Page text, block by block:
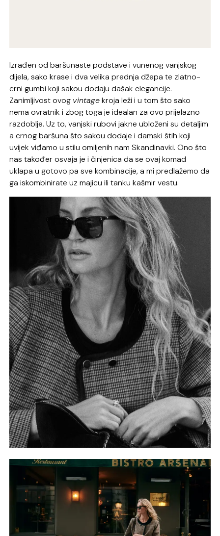
Izrađen od baršunaste podstave i vunenog vanjskog
dijela, sako krase i dva velika prednja džepa te zlatno-
crni gumbi koji sakou dodaju dašak elegancije.
Zanimljivost ovog vintagekroja leži i u tom što sako
nema ovratnik i zbog toga je idealan za ovo prijelazno
razdoblje. Uz to, vanjski rubovi jakne ubloženi su detaljim
a crnog baršuna što sakou dodaje i damski štih koji
uvijek viđamo u stilu omiljenih nam Skandinavki. Ono što
nas također osvaja je i činjenica da se ovaj komad
uklapa u gotovo pa sve kombinacije, a mi predlažemo da
ga iskombinirate uz majicu ili tanku kašmir vestu.